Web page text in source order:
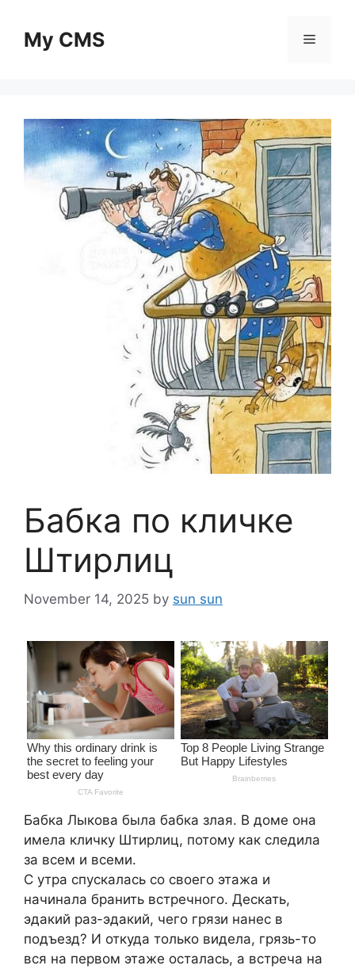
contentMy CMS Menu
Бабка по кличке
Штирлиц
November 14, 2025 by sun sun
Бабка Лыкова была бабка злая. В доме она
имела кличку Штирлиц, потому как следила
за всем и всеми.
С утра спускалась со своего этажа и
начинала бранить встречного. Дескать,
эдакий раз-эдакий, чего грязи нанес в
подъезд? И откуда только видела, грязь-то
вся на первом этаже осталась, а встреча на